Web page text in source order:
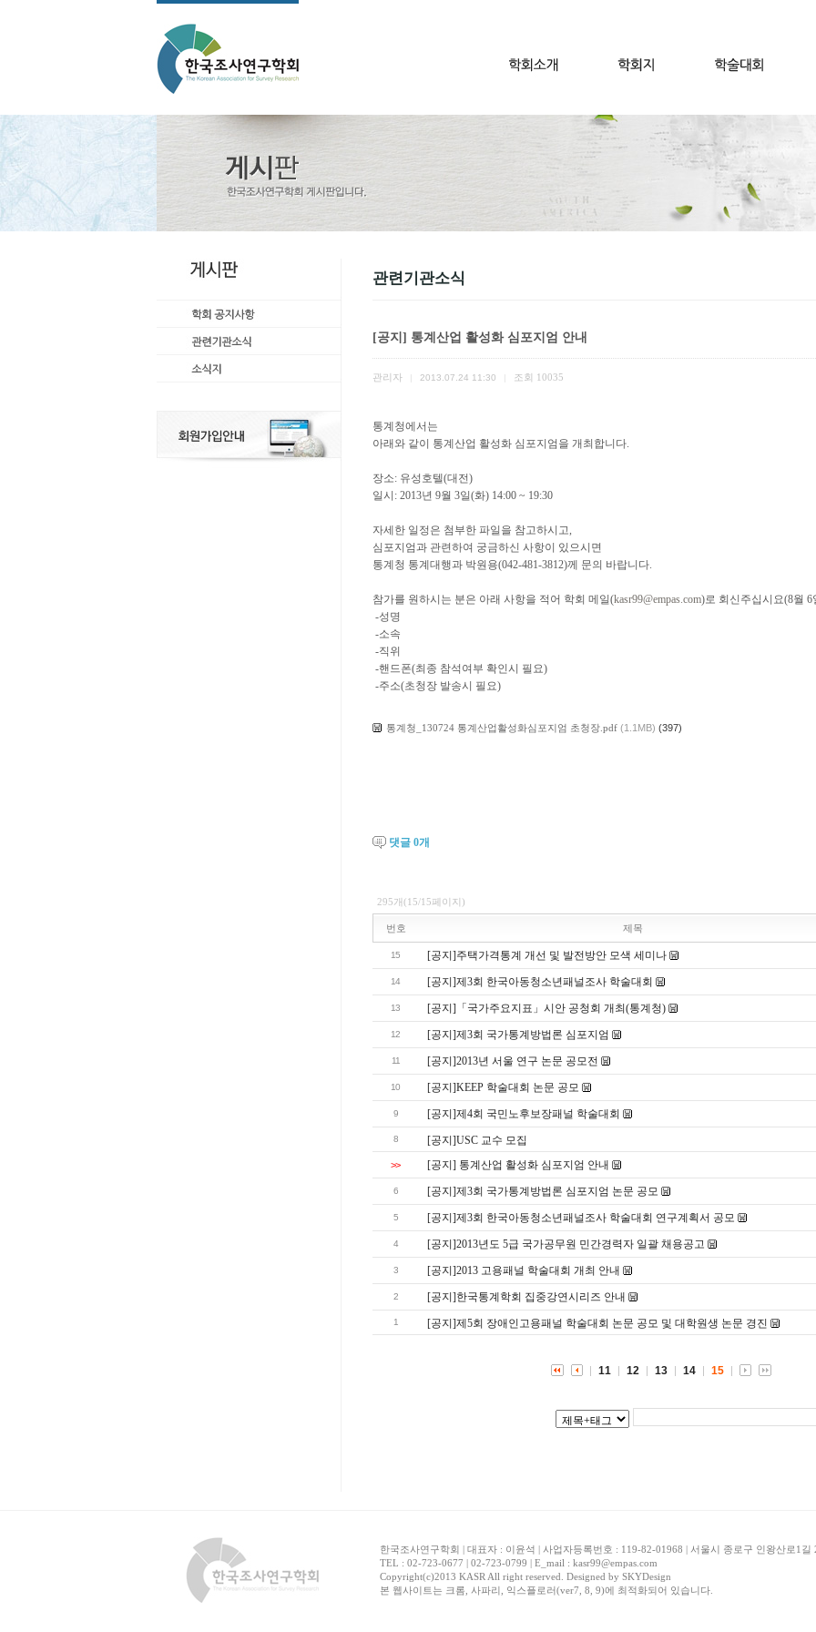
관련기관소식
[공지] 통계산업 활성화 심포지엄 안내
관리자 2013.07.24 11:30 조회 10035
통계청에서는
아래와 같이 통계산업 활성화 심포지엄을 개최합니다.
장소: 유성호텔(대전)
일시: 2013년 9월 3일(화) 14:00 ~ 19:30
자세한 일정은 첨부한 파일을 참고하시고,
심포지엄과 관련하여 궁금하신 사항이 있으시면
통계청 통계대행과 박원용(042-481-3812)께 문의 바랍니다.
참가를 원하시는 분은 아래 사항을 적어 학회 메일(kasr99@empas.com)로 회신주십시요(8월 6
-성명
-소속
-직위
-핸드폰(최종 참석여부 확인시 필요)
-주소(초청장 발송시 필요)
통계청_130724 통계산업활성화심포지엄 초청장.pdf (1.1MB) (397)
댓글 0개
295개(15/15페이지)
번호 제목
15 [공지]주택가격통계 개선 및 발전방안 모색 세미나
14 [공지]제3회 한국아동청소년패널조사 학술대회
13 [공지]「국가주요지표」시안 공청회 개최(통계청)
12 [공지]제3회 국가통계방법론 심포지엄
11 [공지]2013년 서울 연구 논문 공모전
10 [공지]KEEP 학술대회 논문 공모
9 [공지]제4회 국민노후보장패널 학술대회
8 [공지]USC 교수 모집
>> [공지] 통계산업 활성화 심포지엄 안내
6 [공지]제3회 국가통계방법론 심포지엄 논문 공모
5 [공지]제3회 한국아동청소년패널조사 학술대회 연구계획서 공모
4 [공지]2013년도 5급 국가공무원 민간경력자 일괄 채용공고
3 [공지]2013 고용패널 학술대회 개최 안내
2 [공지]한국통계학회 집중강연시리즈 안내
1 [공지]제5회 장애인고용패널 학술대회 논문 공모 및 대학원생 논문 경진
11 12 13 14 15
한국조사연구학회 | 대표자 : 이윤석 | 사업자등록번호 : 119-82-01968 | 서울시 종로구 인왕산로1
TEL : 02-723-0677 | 02-723-0799 | E_mail : kasr99@empas.com
Copyright(c)2013 KASR All right reserved. Designed by SKYDesign
본 웹사이트는 크롬, 사파리, 익스플로러(ver7, 8, 9)에 최적화되어 있습니다.